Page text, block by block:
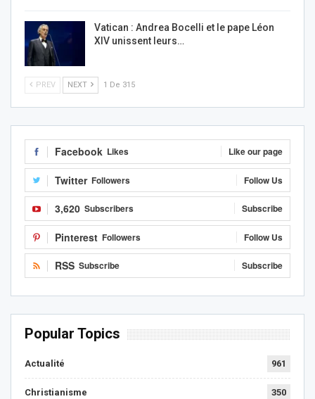
Vatican : Andrea Bocelli et le pape Léon
XIV unissent leurs…
PREV NEXT 1 De 315
Facebook Likes Like our page
Twitter Followers Follow Us
3,620 Subscribers Subscribe
Pinterest Followers Follow Us
RSS Subscribe Subscribe
Popular Topics
Actualité 961
Christianisme 350